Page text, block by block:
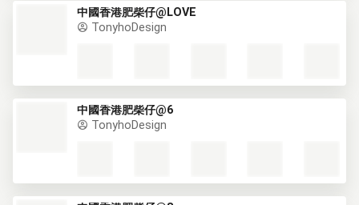
中國香港肥柴仔@LOVE
TonyhoDesign
中國香港肥柴仔@6
TonyhoDesign